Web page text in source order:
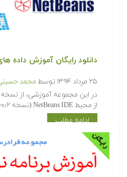
دانلود رایگان آموزش داده
۲۵ مرداد ۱۳۹۴ توسط محمد
از محیط NetBeans IDE (نسخه ۸٫۰٫۲) برای پیاده…
ادامه مطلب